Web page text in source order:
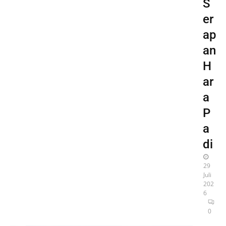
S
er
ap
an
H
ar
a
P
a
di
29
Juli
202
6
0